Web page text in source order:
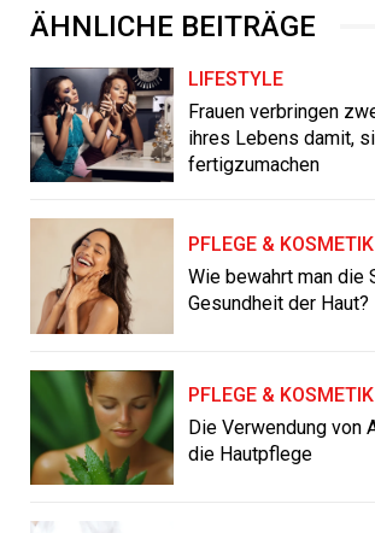
ÄHNLICHE BEITRÄGE
LIFESTYLE
Frauen verbringen
ihres Lebens damit,
fertigzumachen
PFLEGE & KOSMETIK
Wie bewahrt man die
Gesundheit der Haut?
PFLEGE & KOSMETIK
Die Verwendung von
die Hautpflege